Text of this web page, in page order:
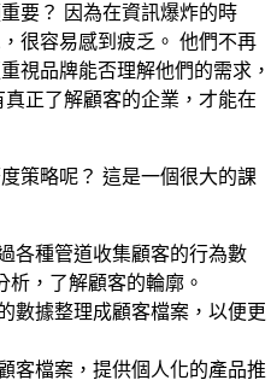
要？ 因為在資訊爆炸的時
很容易感到疲乏。 他們不再
視品牌能否理解他們的需求，
正了解顧客的企業，才能在
策略呢？ 這是一個很大的課
各種管道收集顧客的行為數
，了解顧客的輪廓。
數據整理成顧客檔案，以便更
客檔案，提供個人化的產品推